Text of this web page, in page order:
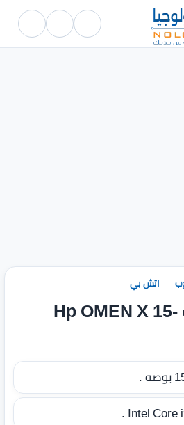
اتش بي
سعر ومواصفات Hp OMEN X 15-
.
Intel Core